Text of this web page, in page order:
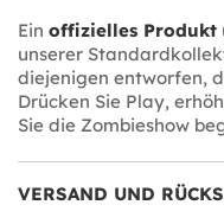
Ein offizielles Produkt
unserer
diejenigen entworfen,
Drücken Sie Play,
Sie die Zombieshow
VERSAND UND